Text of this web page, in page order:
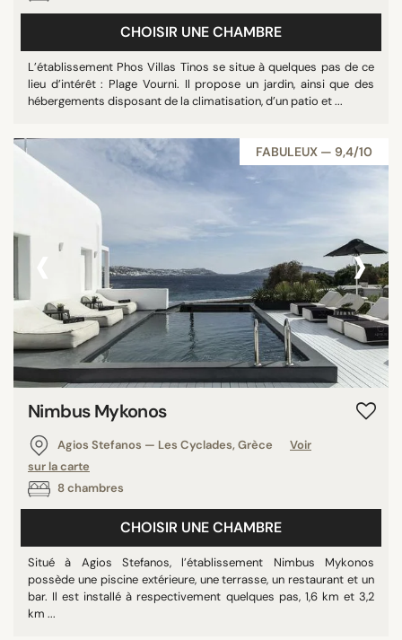
CHOISIR UNE CHAMBRE
L’établissement Phos Villas Tinos se situe à quelques pas de ce
lieu d’intérêt : Plage Vourni. Il propose un jardin, ainsi que des
hébergements disposant de la climatisation, d’un patio et ...
FABULEUX — 9,4/10
›
Nimbus Mykonos
Agios Stefanos — Les Cyclades, Grèce
Voir
sur la carte
8 chambres
CHOISIR UNE CHAMBRE
Situé à Agios Stefanos, l’établissement Nimbus Mykonos
possède une piscine extérieure, une terrasse, un restaurant et un
bar. Il est installé à respectivement quelques pas, 1,6 km et 3,2
km ...